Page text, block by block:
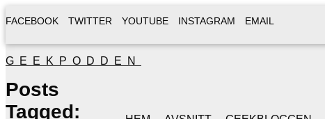
FACEBOOK TWITTER YOUTUBE INSTAGRAM EMAIL
GEEKPODDEN
Posts
Tagged: